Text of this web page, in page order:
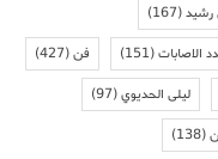
(167)
الاصابات(151) فن(427)
ليلى الحديوي(97)
(138)